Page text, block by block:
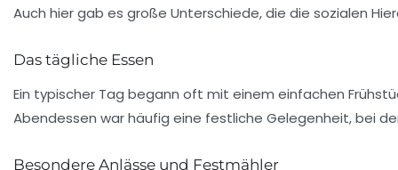
Auch hier gab es große Unterschiede, die die sozialen
Das tägliche Essen
Ein typischer Tag begann oft mit einem einfachen
Abendessen war häufig eine festliche Gelegenheit, bei
Besondere Anlässe und Festmähler